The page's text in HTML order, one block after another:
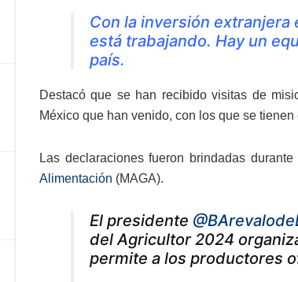
Con la inversión extranjera
está trabajando. Hay un
país.
Destacó que se han recibido visitas de
México que han venido, con los que se
Las declaraciones fueron brindadas
Alimentación (MAGA).
El presidente
del Agricultor 2024
permite a los productores